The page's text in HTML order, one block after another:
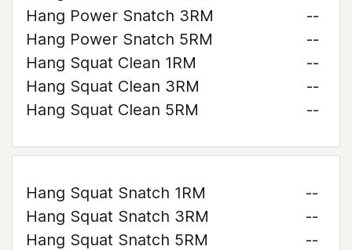
Hang Power Snatch 3RM
--
Hang Power Snatch 5RM
--
Hang Squat Clean 1RM
--
Hang Squat Clean 3RM
--
Hang Squat Clean 5RM
--
Hang Squat Snatch 1RM
--
Hang Squat Snatch 3RM
--
Hang Squat Snatch 5RM
--